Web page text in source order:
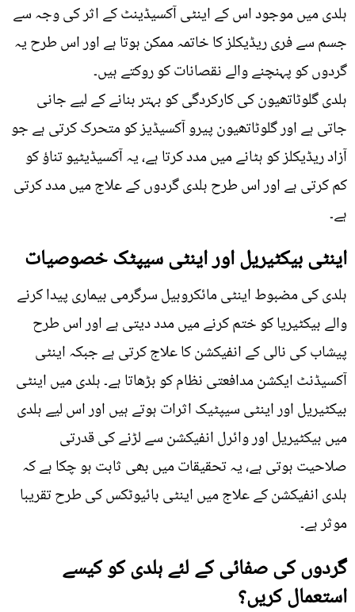
ہلدی میں موجود اس کے اینٹی آکسیڈینٹ کے اثر کی وجہ سے
جسم سے فری ریڈیکلز کا خاتمہ ممکن ہوتا ہے اور اس طرح یہ
گردوں کو پہنچنے والے نقصانات کو روکتے ہیں۔
ہلدی گلوٹاتھیون کی کارکردگی کو بہتر بنانے کے لیے جانی
جاتی ہے اور گلوٹاتھیون پیرو آکسیڈیز کو متحرک کرتی ہے جو
آزاد ریڈیکلز کو ہٹانے میں مدد کرتا ہے، یہ آکسیڈیٹیو تناؤ کو
کم کرتی ہے اور اس طرح ہلدی گردوں کے علاج میں مدد کرتی
ہے۔
اینٹی بیکٹیریل اور اینٹی سیپٹک خصوصیات
ہلدی کی مضبوط اینٹی مائکروبیل سرگرمی بیماری پیدا کرنے
والے بیکٹیریا کو ختم کرنے میں مدد دیتی ہے اور اس طرح
پیشاب کی نالی کے انفیکشن کا علاج کرتی ہے جبکہ اینٹی
آکسیڈنٹ ایکشن مدافعتی نظام کو بڑھاتا ہے۔ ہلدی میں اینٹی
بیکٹیریل اور اینٹی سیپٹیک اثرات ہوتے ہیں اور اس لیے ہلدی
میں بیکٹیریل اور وائرل انفیکشن سے لڑنے کی قدرتی
صلاحیت ہوتی ہے، یہ تحقیقات میں بھی ثابت ہو چکا ہے کہ
ہلدی انفیکشن کے علاج میں اینٹی بائیوٹکس کی طرح تقریبا
موثر ہے۔
گردوں کی صفائی کے لئے ہلدی کو کیسے
استعمال کریں؟